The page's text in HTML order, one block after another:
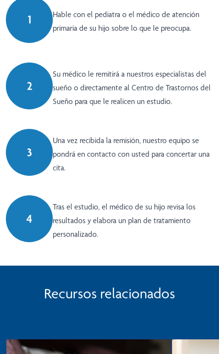
1
Hable con el pediatra o el médico de atención
primaria de su hijo sobre lo que le preocupa.
2
Su médico le remitirá a nuestros especialistas del
sueño o directamente al Centro de Trastornos del
Sueño para que le realicen un estudio.
3
Una vez recibida la remisión, nuestro equipo se
pondrá en contacto con usted para concertar una
cita.
4
Tras el estudio, el médico de su hijo revisa los
resultados y elabora un plan de tratamiento
personalizado.
Recursos relacionados